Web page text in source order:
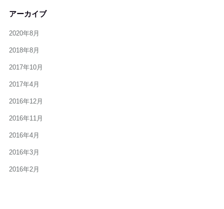
アーカイブ
2020年8月
2018年8月
2017年10月
2017年4月
2016年12月
2016年11月
2016年4月
2016年3月
2016年2月